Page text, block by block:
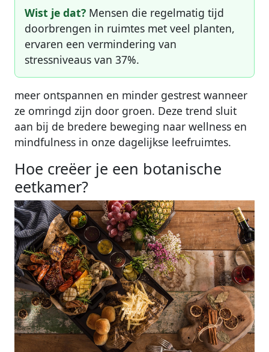
Wist je dat? Mensen die regelmatig tijd
doorbrengen in ruimtes met veel planten,
ervaren een vermindering van
stressniveaus van 37%.
meer ontspannen en minder gestrest wanneer
ze omringd zijn door groen. Deze trend sluit
aan bij de bredere beweging naar wellness en
mindfulness in onze dagelijkse leefruimtes.
Hoe creëer je een botanische
eetkamer?